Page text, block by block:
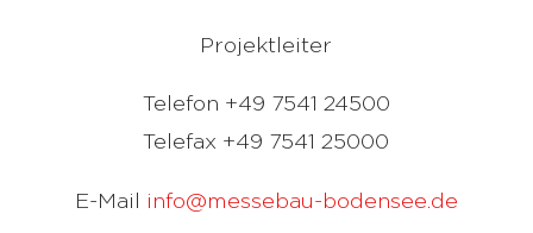
Projektleiter
Telefon +49 7541 24500
Telefax +49 7541 25000
E-Mail info@messebau-bodensee.de